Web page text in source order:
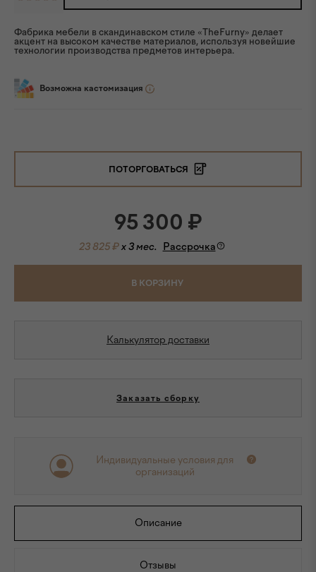
Фабрика мебели в скандинавском стиле «TheFurny» делает
акцент на высоком качестве материалов, используя новейшие
технологии производства предметов интерьера.
Возможна кастомизация
ПОТОРГОВАТЬСЯ
95 300 ₽
23 825 ₽ x 3 мес. Рассрочка
В КОРЗИНУ
Калькулятор доставки
Заказать сборку
Индивидуальные условия для
организаций
Описание
Отзывы